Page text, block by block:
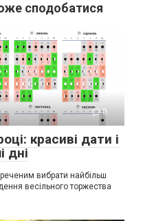
сподобатися
0
красиві дати і
дні
вибрати найбільш
весільного торжества